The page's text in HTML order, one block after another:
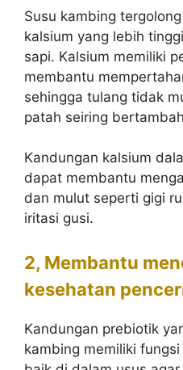
Susu kambing
kalsium yang lebih
sapi. Kalsium memiliki
membantu
sehingga tulang tidak
patah seiring
Kandungan kalsium
dapat membantu
dan mulut seperti gigi
iritasi gusi.
2, Membantu
kesehatan
Kandungan prebiotik
kambing memiliki